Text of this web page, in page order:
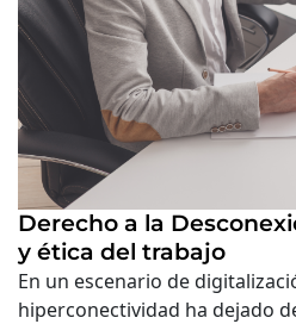
Derecho a la
y ética del trabajo
En un escenario de
hiperconectividad ha dejado